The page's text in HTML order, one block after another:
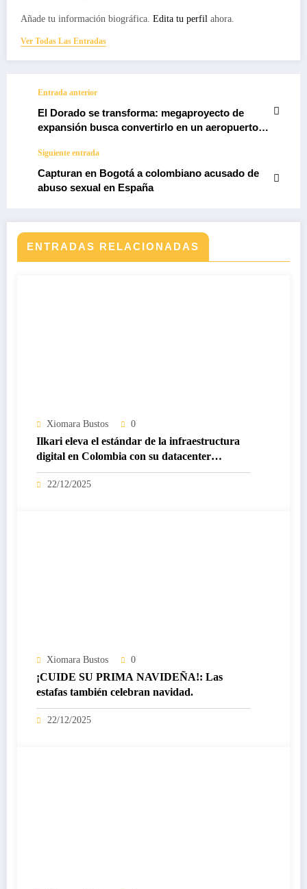
Añade tu información biográfica. Edita tu perfil ahora.
Ver Todas Las Entradas
Entrada anterior
El Dorado se transforma: megaproyecto de
expansión busca convertirlo en un aeropuerto
Siguiente entrada
Capturan en Bogotá a colombiano acusado de
abuso sexual en España
ENTRADAS RELACIONADAS
Xiomara Bustos 0
Ilkari eleva el estándar de la infraestructura
digital en Colombia con su datacenter
certificado Nivel IV de ICREA
22/12/2025
Xiomara Bustos 0
¡CUIDE SU PRIMA NAVIDEÑA!: Las
estafas también celebran navidad.
22/12/2025